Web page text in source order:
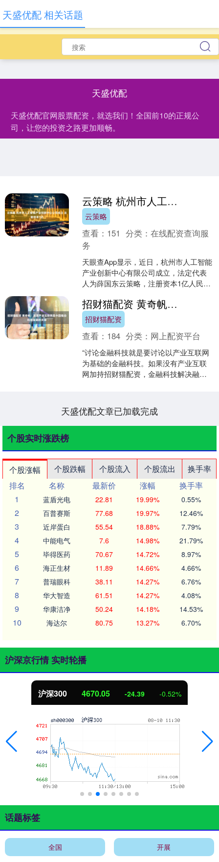
天盛优配
天盛优配官网股票配资，就选我们！全国前10的正规公
司，让您的投资之路更加顺畅。
天盛优配 相关话题
云策略 杭州市人工智能产业创新中心公司成立 注册资本1亿
云策略
查看： 151 分类：在线配资查询服
务
天眼查App显示，近日，杭州市人工智能
产业创新中心有限公司成立，法定代表
人为薛国东云策略，注册资本1亿人民
数据服务、数据处理和.... 招财猫配资 黄奇帆：发展产业互联网是中国推动科技金融的关键
招财猫配资
查看： 184 分类： 网上配资平台
“讨论金融科技就是要讨论以产业互联网
为基础的金融科技。如果没有产业互联
网加持招财猫配资，金融科技解决融资
天盛优配文章已加载完成
个股实时涨跌榜
个股涨幅 个股跌幅 个股流入 个股流出
换手率
排名
名称 最新价 涨幅
换手率
1
蓝盾光电 22.81 19.99% 0.55%
2 百普赛斯 77.68 19.97% 12.46%
3 近岸蛋白 55.54 18.88% 7.79%
4 中能电气 7.6 14.98% 21.79%
5 毕得医药 70.67 14.72% 8.97%
6 海正生材 11.89 14.66% 4.66%
7 普瑞眼科 38.11 14.27% 6.76%
8 华大智造 61.51 14.27% 4.08%
9 华康洁净 50.24 14.18% 14.53%
10 海达尔 80.75 13.27% 6.70%
沪深京行情 实时轮播
沪深300 4670.05 -24.39 -0.52%
话题标签
全国 开展